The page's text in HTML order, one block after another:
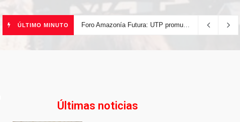
ÚLTIMO MINUTO Foro Amazonía Futura: UTP promueve la innovación tecnológica y el desarrollo sostenible de la Amazonía peruana
Últimas noticias